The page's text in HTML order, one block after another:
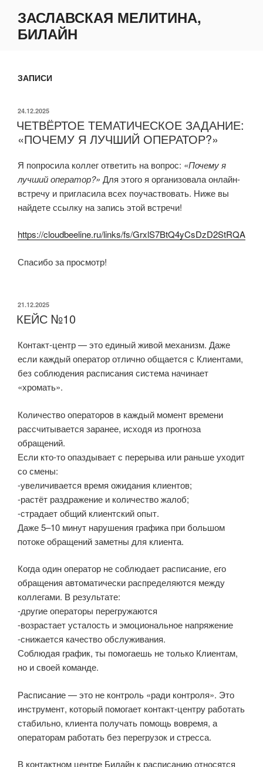
содержимому
ЗАСЛАВСКАЯ МЕЛИТИНА,
БИЛАЙН
ЗАПИСИ
ОПУБЛИКОВАНО
24.12.2025
ЧЕТВЁРТОЕ ТЕМАТИЧЕСКОЕ ЗАДАНИЕ:
«ПОЧЕМУ Я ЛУЧШИЙ ОПЕРАТОР?»
Я попросила коллег ответить на вопрос: «Почему я
лучший оператор?» Для этого я организовала онлайн-
встречу и пригласила всех поучаствовать. Ниже вы
найдете ссылку на запись этой встречи!
https://cloudbeeline.ru/links/fs/GrxlS7BtQ4yCsDzD2StRQA
Спасибо за просмотр!
ОПУБЛИКОВАНО
21.12.2025
КЕЙС №10
Контакт-центр — это единый живой механизм. Даже
если каждый оператор отлично общается с Клиентами,
без соблюдения расписания система начинает
«хромать».
Количество операторов в каждый момент времени
рассчитывается заранее, исходя из прогноза
обращений.
Если кто-то опаздывает с перерыва или раньше уходит
со смены:
-увеличивается время ожидания клиентов;
-растёт раздражение и количество жалоб;
-страдает общий клиентский опыт.
Даже 5–10 минут нарушения графика при большом
потоке обращений заметны для клиента.
Когда один оператор не соблюдает расписание, его
обращения автоматически распределяются между
коллегами. В результате:
-другие операторы перегружаются
-возрастает усталость и эмоциональное напряжение
-снижается качество обслуживания.
Соблюдая график, ты помогаешь не только Клиентам,
но и своей команде.
Расписание — это не контроль «ради контроля». Это
инструмент, который помогает контакт-центру работать
стабильно, клиента получать помощь вовремя, а
операторам работать без перегрузок и стресса.
В контактном центре Билайн к расписанию относятся